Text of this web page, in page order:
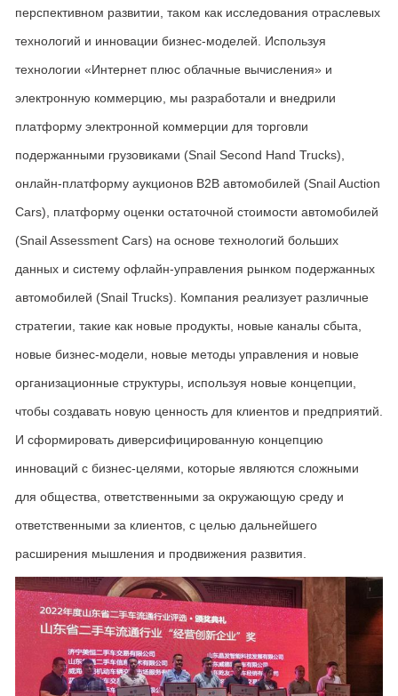
перспективном развитии, таком как исследования отраслевых
технологий и инновации бизнес-моделей. Используя
технологии «Интернет плюс облачные вычисления» и
электронную коммерцию, мы разработали и внедрили
платформу электронной коммерции для торговли
подержанными грузовиками (Snail Second Hand Trucks),
онлайн-платформу аукционов B2B автомобилей (Snail Auction
Cars), платформу оценки остаточной стоимости автомобилей
(Snail Assessment Cars) на основе технологий больших
данных и систему офлайн-управления рынком подержанных
автомобилей (Snail Trucks). Компания реализует различные
стратегии, такие как новые продукты, новые каналы сбыта,
новые бизнес-модели, новые методы управления и новые
организационные структуры, используя новые концепции,
чтобы создавать новую ценность для клиентов и предприятий.
И сформировать диверсифицированную концепцию
инноваций с бизнес-целями, которые являются сложными
для общества, ответственными за окружающую среду и
ответственными за клиентов, с целью дальнейшего
расширения мышления и продвижения развития.